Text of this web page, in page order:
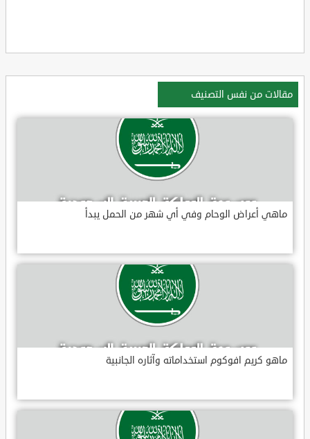
مقالات من نفس التصنيف
ماهي أعراض الوحام وفي أي شهر من الحمل يبدأ
ماهو كريم افوكوم استخداماته وآثاره الجانبية